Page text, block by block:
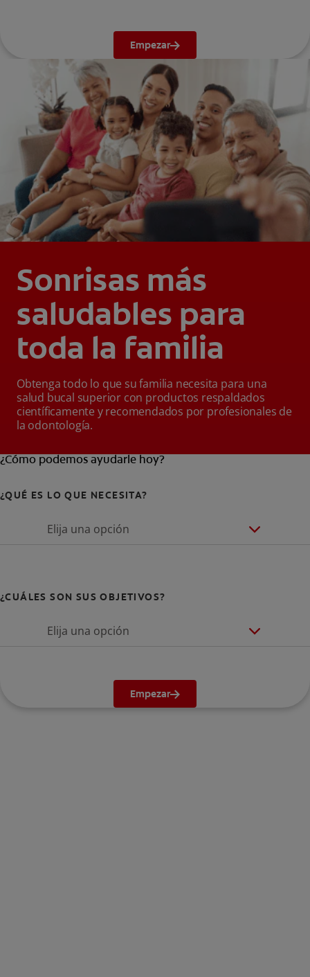
Empezar
Sonrisas más
saludables para
toda la familia
Obtenga todo lo que su familia necesita para una
salud bucal superior con productos respaldados
científicamente y recomendados por profesionales de
la odontología.
¿Cómo podemos ayudarle hoy?
¿QUÉ ES LO QUE NECESITA?
Elija una opción
¿CUÁLES SON SUS OBJETIVOS?
Elija una opción
Empezar